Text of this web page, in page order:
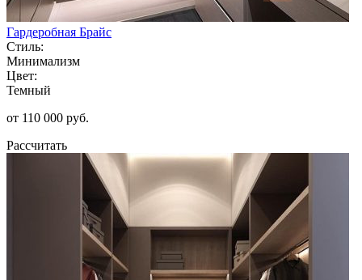
Гардеробная Брайс
Стиль:
Минимализм
Цвет:
Темный
от 110 000 руб.
Рассчитать